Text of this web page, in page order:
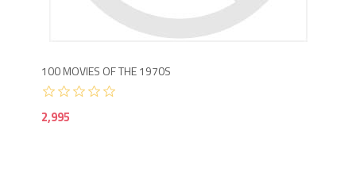
100 MOVIES OF THE 1970S
2,995